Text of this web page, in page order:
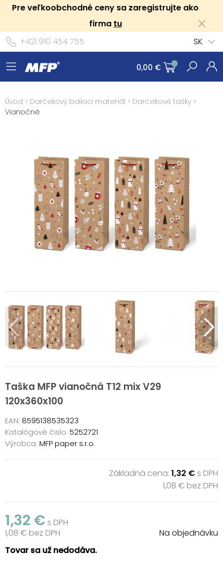
Pre veľkoobchodné ceny sa zaregistrujte ako
firma tu
+421 910 454 755
SK
0,00 €
Úvod > Darčekový baliaci materiál > Darčekové tašky >
Vianočné
Taška MFP vianočná T12 mix V29
120x360x100
EAN: 8595138535323
Katalógové čislo: 5252721
Výrobca: MFP paper s.r.o.
Základná cena: 1,32 € s DPH
1,08 € bez DPH
1,32 € s DPH
1,08 € bez DPH
Na objednávku
Tovar sa už nedodáva.